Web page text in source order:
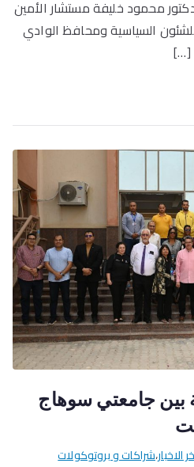
محمود خليفة مستشار الأمين
السياسية ومحافظ الوادي
[…]
بين جامعتي سوهاج
الاخبار،شراكات و بروتوكولات